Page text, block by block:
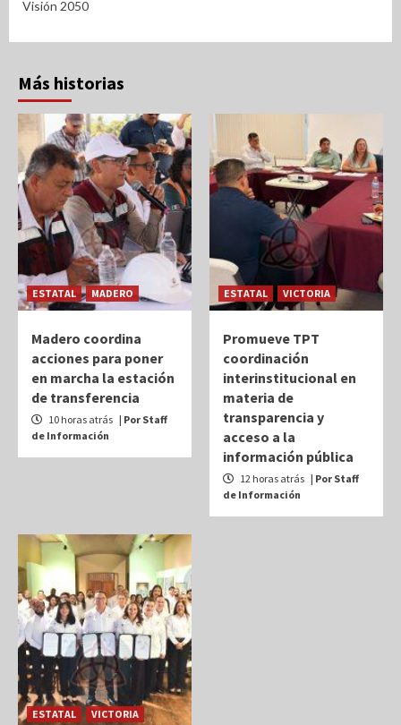
Visión 2050
Más historias
ESTATAL MADERO
Madero coordina
acciones para poner
en marcha la estación
de transferencia
10 horas atrás | Por Staff
de Información
ESTATAL VICTORIA
Promueve TPT
coordinación
interinstitucional en
materia de
transparencia y
acceso a la
información pública
12 horas atrás | Por Staff
de Información
ESTATAL VICTORIA